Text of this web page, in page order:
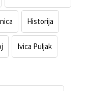
Historija
Ivica Puljak